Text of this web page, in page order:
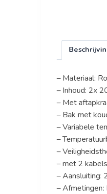
– Materiaal:
– Inhoud: 2x
– Met
– Bak met
– Variabele
–
–
– met 2
– Aansluiting:
–